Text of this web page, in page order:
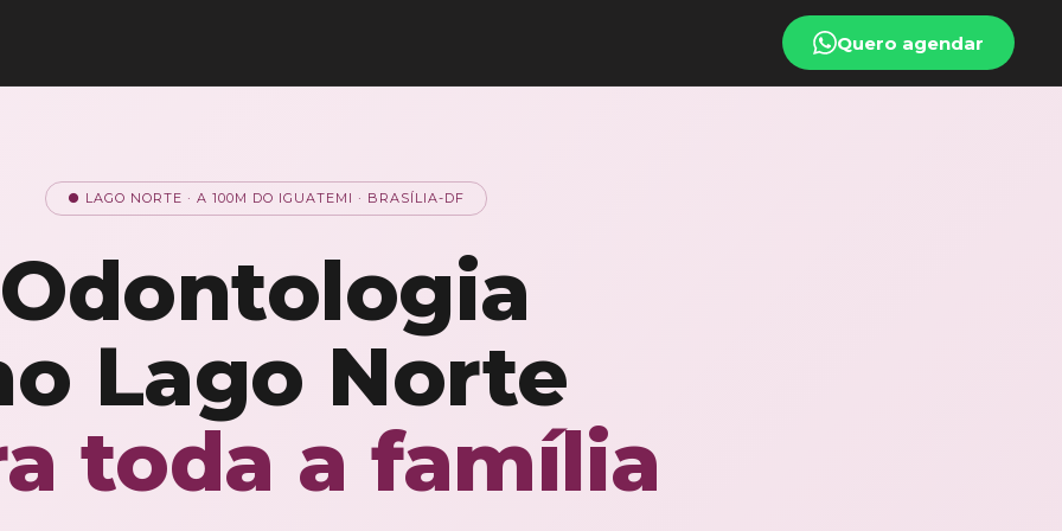
Quero agendar
● LAGO NORTE · A 100M DO IGUATEMI · BRASÍLIA-DF
Odontologia
Lago Norte
toda a família